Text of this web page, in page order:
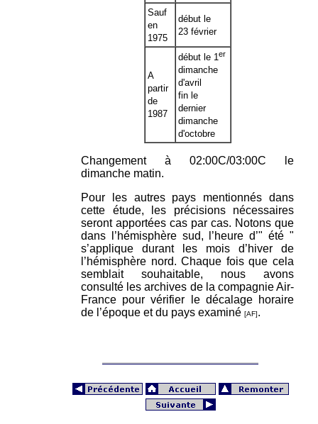
Sauf
en
1975
début le
23 février
A
partir
de
1987
début le 1 er
dimanche
d'avril
fin le
dernier
dimanche
d'octobre
Changement à 02:00C/03:00C le
dimanche matin.
Pour les autres pays mentionnés dans
cette étude, les précisions nécessaires
seront apportées cas par cas. Notons que
dans l’hémisphère sud, l’heure d’" été "
s’applique durant les mois d’hiver de
l’hémisphère nord. Chaque fois que cela
semblait souhaitable, nous avons
consulté les archives de la compagnie Air-
France pour vérifier le décalage horaire
de l’époque et du pays examiné [AF].